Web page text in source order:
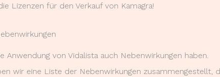
Lizenzen für den Verkauf von Kamagra!
Anwendung von Vidalista auch Nebenwirkungen haben.
wir eine Liste der Nebenwirkungen zusammengestellt,